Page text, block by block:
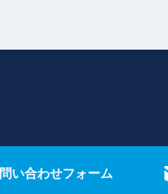
い合わせフォーム